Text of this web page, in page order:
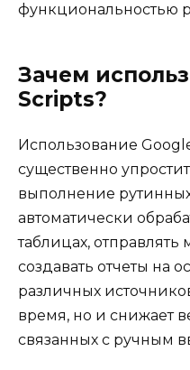
функциональностью
Зачем
Scripts?
Использование
существенно
выполнение
автоматически
таблицах,
создавать отчеты на
различных
время, но и снижает
связанных с ручным